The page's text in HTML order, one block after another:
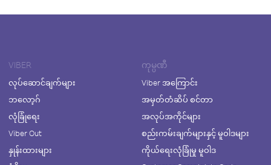
VIBER
လုပ်ဆောင်ချက်များ
ဘလော့ဂ်
လုံခြုံရေး
Viber Out
နှုန်းထားများ
ကုမ္ပဏီ
Viber အကြောင်း
အမှတ်တံဆိပ် စင်တာ
အလုပ်အကိုင်များ
စည်းကမ်းချက်များနှင့် မူဝါဒများ
ကိုယ်ရေးလုံခြုံမှု မူဝါဒ